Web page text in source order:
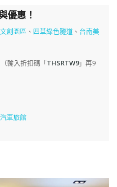
優惠！
創園區 、 四草綠色隧道、 台南美
（輸入折扣碼「THSRTW9」再9
車旅館